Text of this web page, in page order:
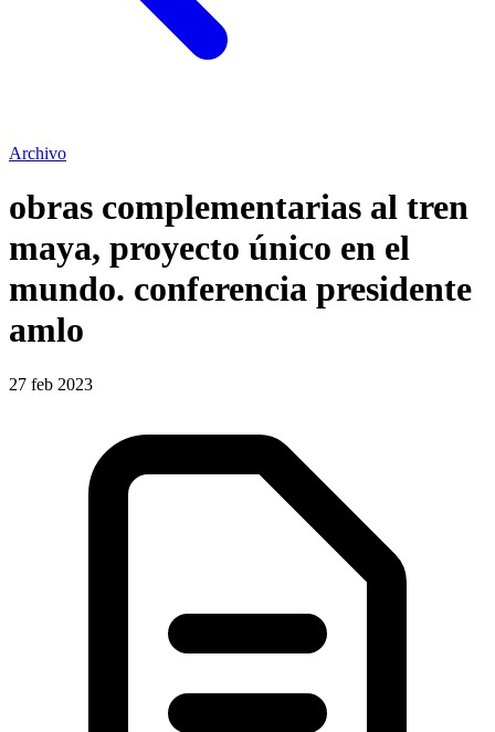
Archivo
obras complementarias al tren
maya, proyecto único en el
mundo. conferencia presidente
amlo
27 feb 2023